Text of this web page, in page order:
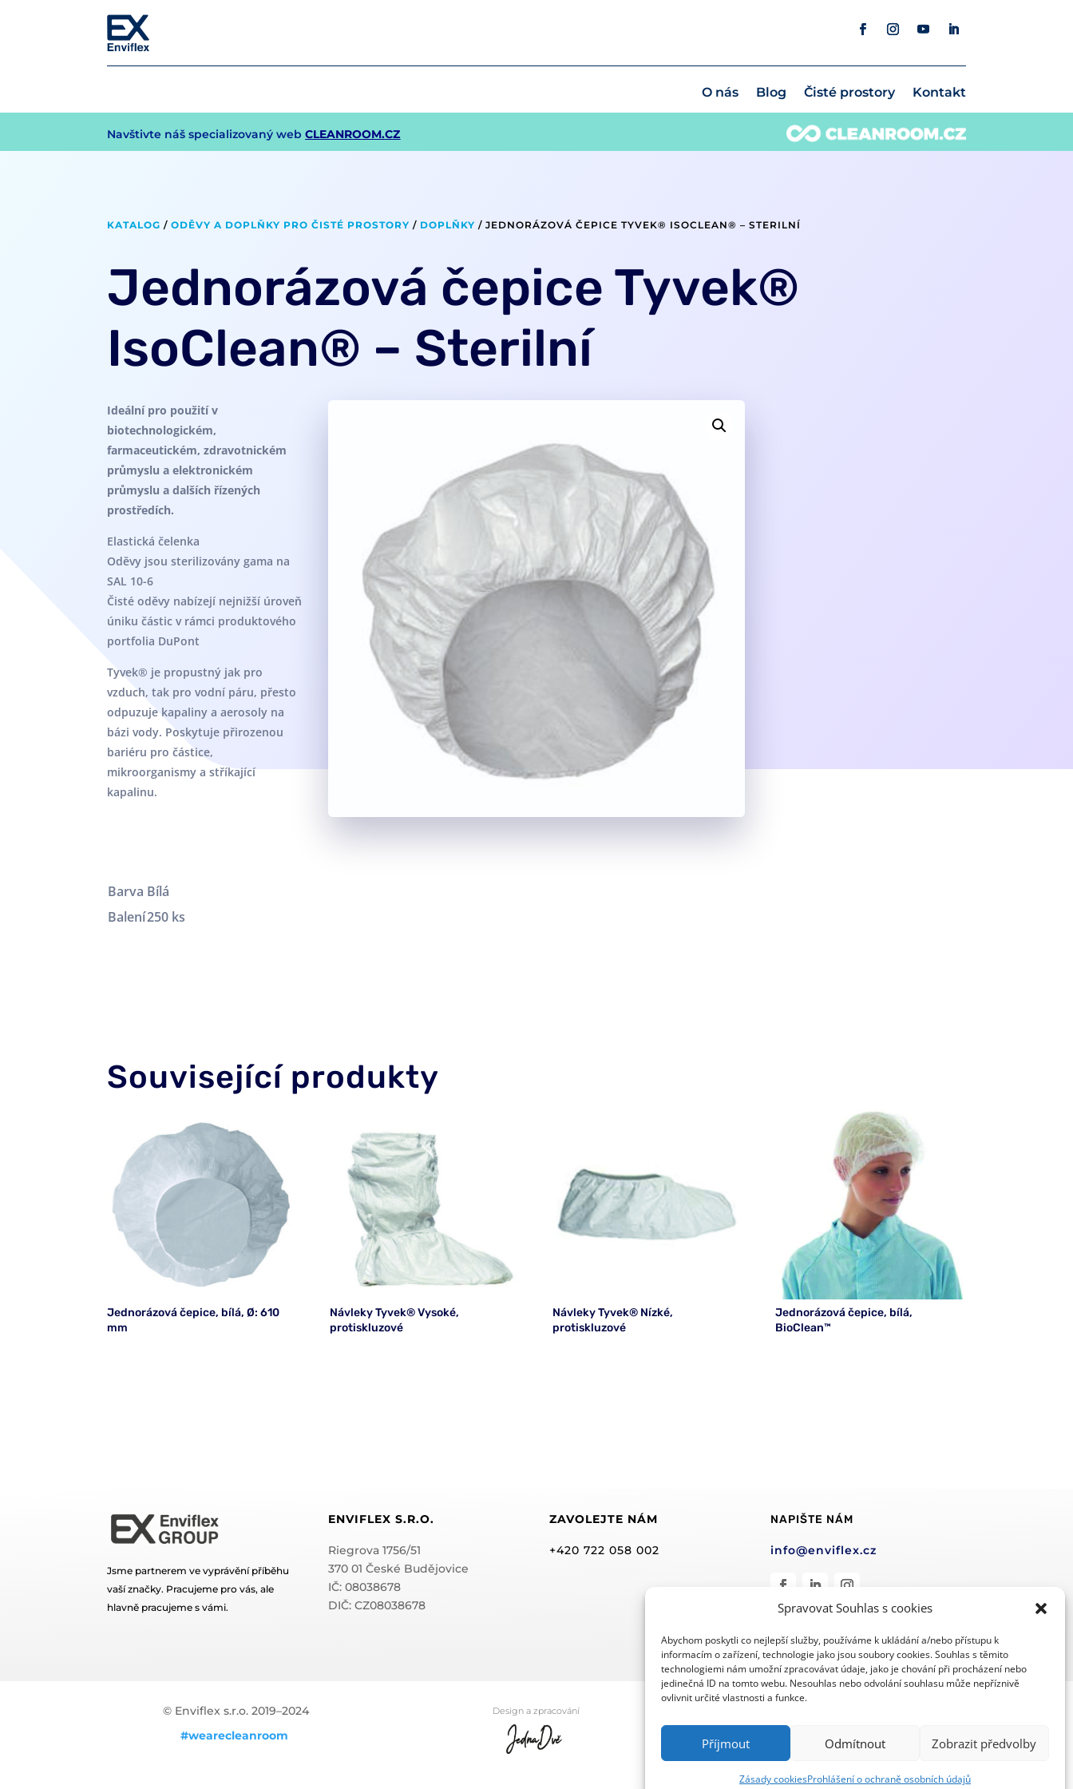
Spravovat Souhlas s cookies
Abychom poskytli co nejlepší služby, používáme k ukládání a/nebo přístupu k
informacím o zařízení, technologie jako jsou soubory cookies. Souhlas s těmito
technologiemi nám umožní zpracovávat údaje, jako je chování při procházení nebo
jedinečná ID na tomto webu. Nesouhlas nebo odvolání souhlasu může nepříznivě
ovlivnit určité vlastnosti a funkce.
Příjmout Odmítnout Zobrazit předvolby
Zásady cookiesProhlášení o ochraně osobních údajů
O nás Blog Čisté prostory Kontakt
Navštivte náš specializovaný webCLEANROOM.CZ
KATALOG /ODĚVY A DOPLŇKY PRO ČISTÉ PROSTORY / DOPLŇKY / JEDNORÁZOVÁ ČEPICE TYVEK® ISOCLEAN® – STERILNÍ
Jednorázová čepice Tyvek®
IsoClean® – Sterilní
Ideální pro použití v
biotechnologickém,
farmaceutickém, zdravotnickém
průmyslu a elektronickém
průmyslu a dalších řízených
prostředích.
Elastická čelenka
Oděvy jsou sterilizovány gama na
SAL 10-6
Čisté oděvy nabízejí nejnižší úroveň
úniku částic v rámci produktového
portfolia DuPont
Tyvek® je propustný jak pro
vzduch, tak pro vodní páru, přesto
odpuzuje kapaliny a aerosoly na
bázi vody. Poskytuje přirozenou
bariéru pro částice,
mikroorganismy a stříkající
kapalinu.
Barva Bílá
Balení250 ks
Související produkty
Jednorázová čepice, bílá, Ø: 610
mm
Návleky Tyvek® Vysoké,
protiskluzové
Návleky Tyvek® Nízké,
protiskluzové
Jednorázová čepice, bílá,
BioClean™
Jsme partnerem ve vyprávění příběhu
vaší značky. Pracujeme pro vás, ale
hlavně pracujeme s vámi.
ENVIFLEX S.R.O.
Riegrova 1756/51
370 01 České Budějovice
IČ: 08038678
DIČ: CZ08038678
ZAVOLEJTE NÁM
+420 722 058 002
NAPIŠTE NÁM
info@enviflex.cz
© Enviflex s.r.o. 2019–2024
#wearecleanroom
Design a zpracování
Všeobecné obchodní podmínky